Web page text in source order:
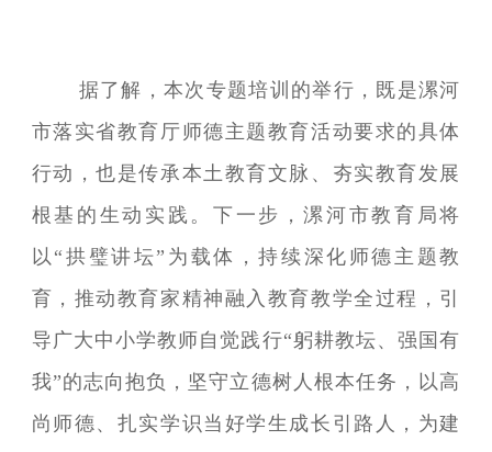
据了解，本次专题培训的举行，既是漯河
市落实省教育厅师德主题教育活动要求的具体
行动，也是传承本土教育文脉、夯实教育发展
根基的生动实践。下一步，漯河市教育局将
以“拱璧讲坛”为载体，持续深化师德主题教
育，推动教育家精神融入教育教学全过程，引
导广大中小学教师自觉践行“躬耕教坛、强国有
我”的志向抱负，坚守立德树人根本任务，以高
尚师德、扎实学识当好学生成长引路人，为建